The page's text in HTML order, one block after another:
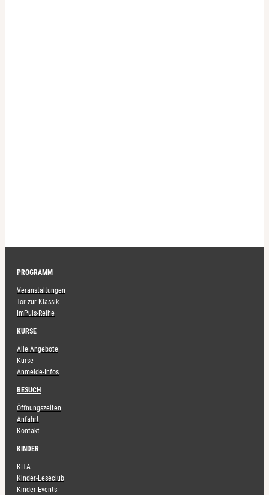
PROGRAMM
Veranstaltungen
Tor zur Klassik
ImPuls-Reihe
KURSE
Alle Angebote
Kurse
Anmelde-Infos
BESUCH
Öffnungszeiten
Anfahrt
Kontakt
KINDER
KITA
Kinder-Leseclub
Kinder-Events